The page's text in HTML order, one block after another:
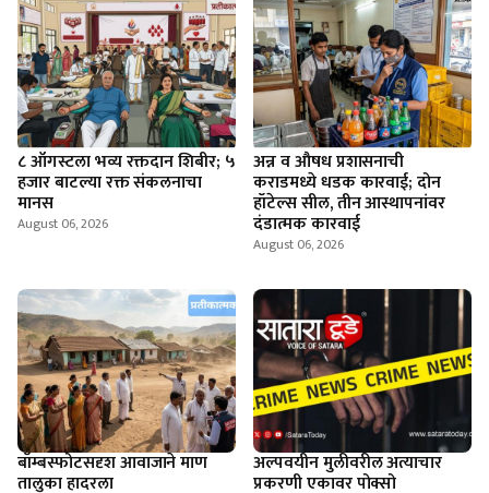
८ ऑगस्टला भव्य रक्तदान शिबीर; ५
हजार बाटल्या रक्त संकलनाचा
मानस
August 06, 2026
अन्न व औषध प्रशासनाची
कराडमध्ये धडक कारवाई; दोन
हॉटेल्स सील, तीन आस्थापनांवर
दंडात्मक कारवाई
August 06, 2026
बॉम्बस्फोटसदृश आवाजाने माण
तालुका हादरला
अल्पवयीन मुलीवरील अत्याचार
प्रकरणी एकावर पोक्सो